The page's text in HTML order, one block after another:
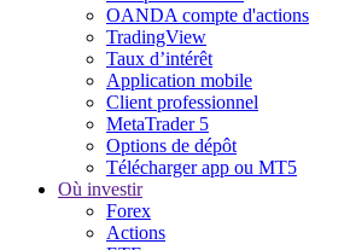
OANDA compte d'actions
TradingView
Taux d’intérêt
Application mobile
Client professionnel
MetaTrader 5
Options de dépôt
Télécharger app ou MT5
Où investir
Forex
Actions